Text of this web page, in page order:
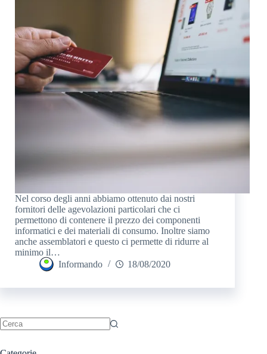
Nel corso degli anni abbiamo ottenuto dai nostri
fornitori delle agevolazioni particolari che ci
permettono di contenere il prezzo dei componenti
informatici e dei materiali di consumo. Inoltre siamo
anche assemblatori e questo ci permette di ridurre al
minimo il…
Informando
18/08/2020